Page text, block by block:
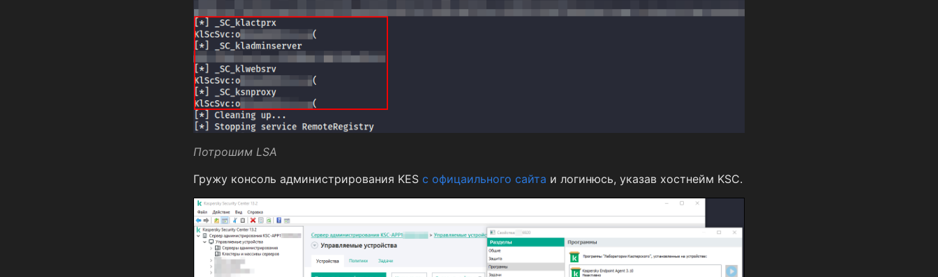
Потрошим LSA
Гружу консоль администрирования KES с офицаильного сайта и логинюсь, указав хостнейм KSC.